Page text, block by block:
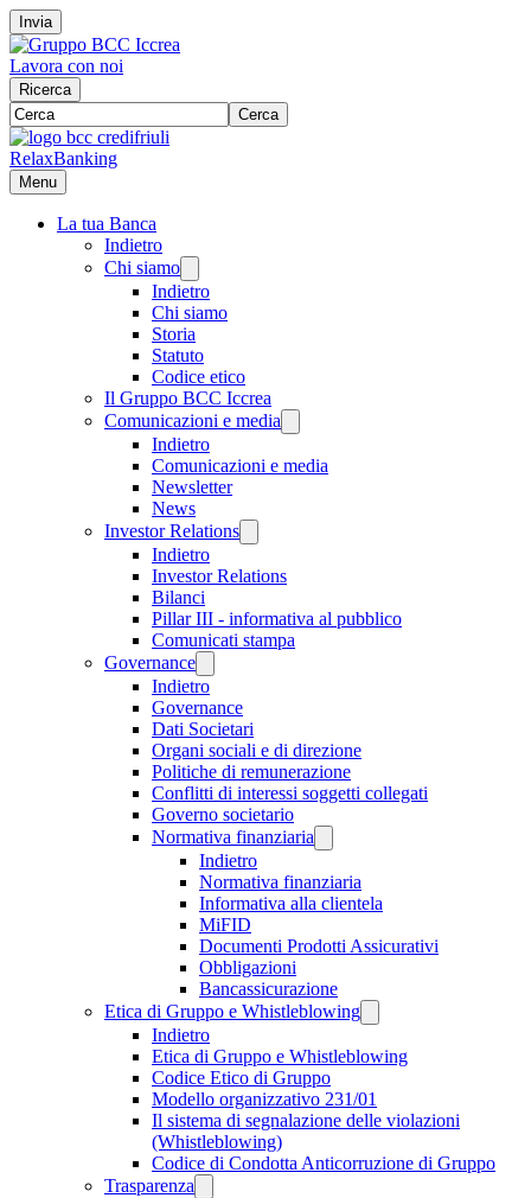
Invia
Lavora con noi
Ricerca
Cerca
RelaxBanking
Menu
La tua Banca
Indietro
Chi siamo
Indietro
Chi siamo
Storia
Statuto
Codice etico
Il Gruppo BCC Iccrea
Comunicazioni e media
Indietro
Comunicazioni e media
Newsletter
News
Investor Relations
Indietro
Investor Relations
Bilanci
Pillar III - informativa al pubblico
Comunicati stampa
Governance
Indietro
Governance
Dati Societari
Organi sociali e di direzione
Politiche di remunerazione
Conflitti di interessi soggetti collegati
Governo societario
Normativa finanziaria
Indietro
Normativa finanziaria
Informativa alla clientela
MiFID
Documenti Prodotti Assicurativi
Obbligazioni
Bancassicurazione
Etica di Gruppo e Whistleblowing
Indietro
Etica di Gruppo e Whistleblowing
Codice Etico di Gruppo
Modello organizzativo 231/01
Il sistema di segnalazione delle violazioni
(Whistleblowing)
Codice di Condotta Anticorruzione di Gruppo
Trasparenza